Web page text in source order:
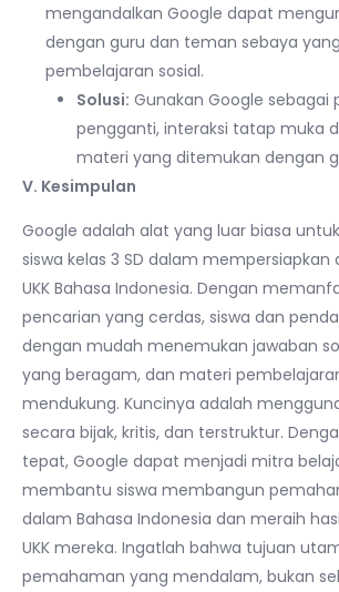
mengandalkan Google dapat
dengan guru dan teman sebaya
pembelajaran sosial.
Solusi: Gunakan Google sebagai
pengganti, interaksi tatap muka
materi yang ditemukan dengan
V. Kesimpulan
Google adalah alat yang luar biasa
siswa kelas 3 SD dalam mempersiapkan
UKK Bahasa Indonesia. Dengan
pencarian yang cerdas, siswa dan
dengan mudah menemukan jawaban
yang beragam, dan materi
mendukung. Kuncinya adalah
secara bijak, kritis, dan terstruktur.
tepat, Google dapat menjadi mitra
membantu siswa membangun
dalam Bahasa Indonesia dan meraih
UKK mereka. Ingatlah bahwa tujuan
pemahaman yang mendalam, bukan